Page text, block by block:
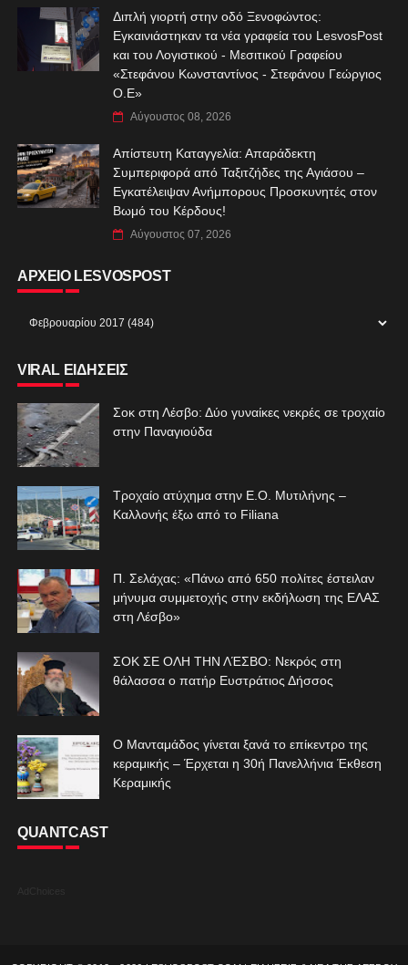
Διπλή γιορτή στην οδό Ξενοφώντος:
Εγκαινιάστηκαν τα νέα γραφεία του LesvosPost
και του Λογιστικού - Μεσιτικού Γραφείου
«Στεφάνου Κωνσταντίνος - Στεφάνου Γεώργιος
Ο.Ε»
Αύγουστος 08, 2026
Απίστευτη Καταγγελία: Απαράδεκτη
Συμπεριφορά από Ταξιτζήδες της Αγιάσου –
Εγκατέλειψαν Ανήμπορους Προσκυνητές στον
Βωμό του Κέρδους!
Αύγουστος 07, 2026
ΑΡΧΕΙΟ LESVOSPOST
VIRAL ΕΙΔΗΣΕΙΣ
Σοκ στη Λέσβο: Δύο γυναίκες νεκρές σε τροχαίο
στην Παναγιούδα
Τροχαίο ατύχημα στην Ε.Ο. Μυτιλήνης –
Καλλονής έξω από το Filiana
Π. Σελάχας: «Πάνω από 650 πολίτες έστειλαν
μήνυμα συμμετοχής στην εκδήλωση της ΕΛΑΣ
στη Λέσβο»
ΣΟΚ ΣΕ ΟΛΗ ΤΗΝ ΛΈΣΒΟ: Νεκρός στη
θάλασσα ο πατήρ Ευστράτιος Δήσσος
Ο Μανταμάδος γίνεται ξανά το επίκεντρο της
κεραμικής – Έρχεται η 30ή Πανελλήνια Έκθεση
Κεραμικής
QUANTCAST